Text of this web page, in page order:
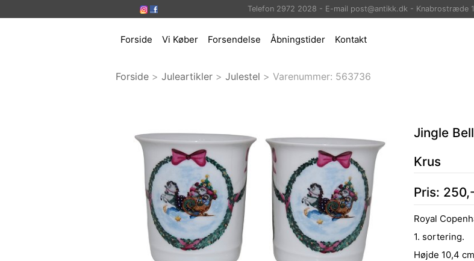
Telefon 2972 2028 - E-mail post@antikk.dk - Knabrostræde
Forside Vi Køber Forsendelse Åbningstider Kontakt
Forside > Juleartikler > Julestel > Varenummer: 563736
Jingle
Krus
Pris: 250
Royal
1. sortering.
Højde 10,4